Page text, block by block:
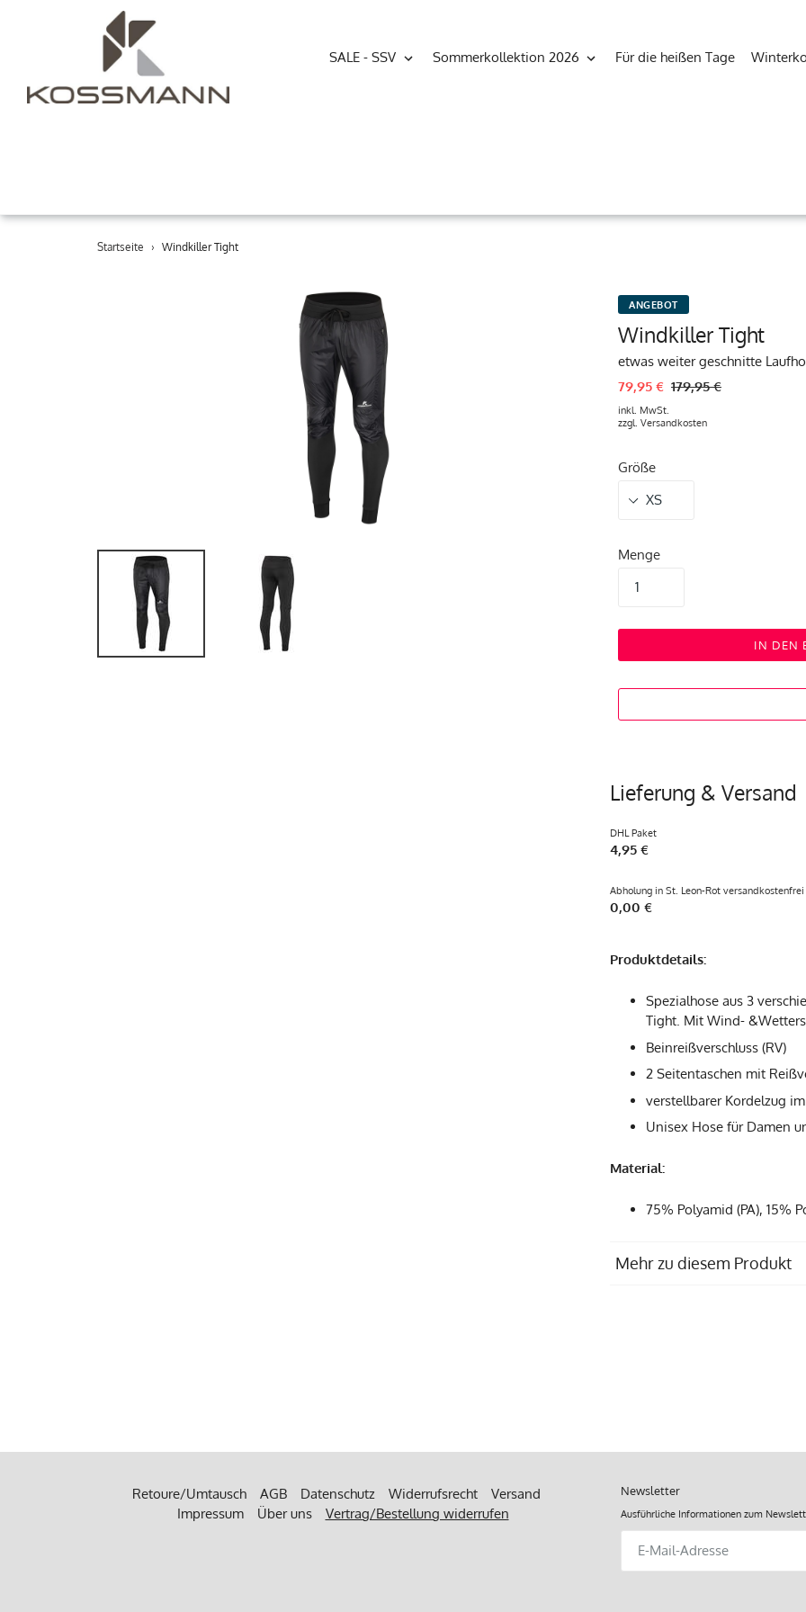
SALE - SSV Sommerkollektion 2026 Für die heißen Tage
Startseite › Windkiller Tight
ANGEBOT
Windkiller Tight
etwas weiter geschnitte
79,95 € 179,95 €
inkl. MwSt.
zzgl. Versandkosten
Größe
Menge
IN DEN
Lieferung & Versand
DHL Paket
4,95 €
Abholung in St. Leon-Rot versandkostenfrei
0,00 €
Produktdetails:
Spezialhose aus 3
Tight. Mit Wind-
Beinreißverschluss (RV)
2 Seitentaschen mit
verstellbarer Kordelzug
Unisex Hose für Damen
Material:
75% Polyamid (PA), 15%
Mehr zu diesem Produkt
Retoure/Umtausch AGB Datenschutz Widerrufsrecht
Versand
Impressum
Über uns Vertrag/Bestellung widerrufen
Newsletter
Ausführliche Informationen zum